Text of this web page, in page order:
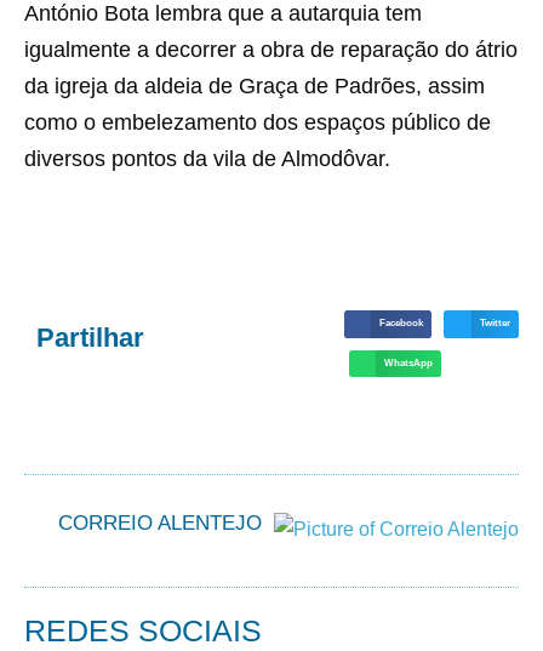
António Bota lembra que a autarquia tem
igualmente a decorrer a obra de reparação do átrio
da igreja da aldeia de Graça de Padrões, assim
como o embelezamento dos espaços público de
diversos pontos da vila de Almodôvar.
Partilhar Facebook Twitter
WhatsApp
CORREIO ALENTEJO
REDES SOCIAIS